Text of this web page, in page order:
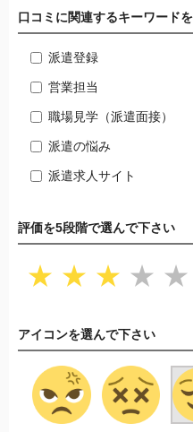
口コミに関連するキーワード
派遣登録
営業担当
職場見学（派遣面接）
派遣の悩み
派遣求人サイト
評価を5段階で選んで下さい
★ ★ ★ ★ ★
アイコンを選んで下さい